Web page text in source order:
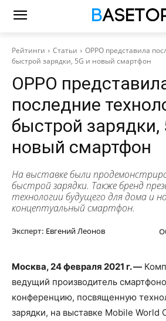
Рейтинги Статьи
OPPO представила
быстрой зарядки, 5G и новый смартфон
OPPO
последние
быстрой зарядки,
новый смартфон
На выставке были
быстрой зарядки. Также бренд
технологии будущего для дома и
концептуальный смартфон.
Эксперт: Евгений Леонов
Москва, 24 февраля 2021 г. —
ведущий производитель
конференцию, посвященную
зарядки, на выставке Mobile World